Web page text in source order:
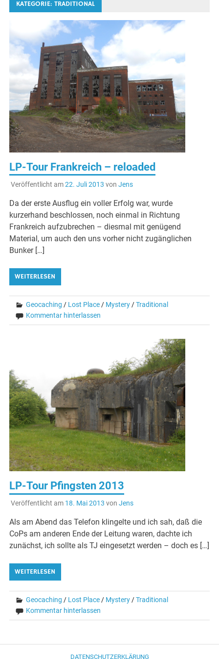
KATEGORIE:TRADITIONAL
LP-Tour Frankreich – reloaded
Veröffentlicht am22. Juli 2013 von Jens
Da der erste Ausflug ein voller Erfolg war, wurde
kurzerhand beschlossen, noch einmal in Richtung
Frankreich aufzubrechen – diesmal mit genügend
Material, um auch den uns vorher nicht zugänglichen
Bunker […]
WEITERLESEN
Geocaching / Lost Place / Mystery /Traditional
Kommentar hinterlassen
LP-Tour Pfingsten 2013
Veröffentlicht am 18. Mai 2013 von Jens
Als am Abend das Telefon klingelte und ich sah, daß die
CoPs am anderen Ende der Leitung waren, dachte ich
zunächst, ich sollte als TJ eingesetzt werden – doch es […]
WEITERLESEN
Geocaching / Lost Place/ Mystery/Traditional
Kommentar hinterlassen
DATENSCHUTZERKLÄRUNG